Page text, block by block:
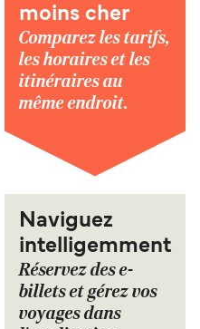
moins cher
Comparez les tarifs,
les horaires et les
itinéraires au
même endroit.
Naviguez
intelligemment
Réservez des e-
billets et gérez vos
voyages dans